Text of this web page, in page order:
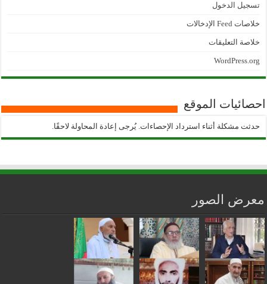
تسجيل الدخول
خلاصات Feed الإدخالات
خلاصة التعليقات
WordPress.org
احصائيات الموقع
حدثت مشكلة أثناء استرداد الإحصاءات. يُرجى إعادة المحاولة لاحقًا.
معرض الصور